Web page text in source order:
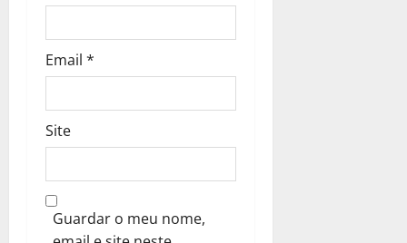
Email *
Site
Guardar o meu nome,